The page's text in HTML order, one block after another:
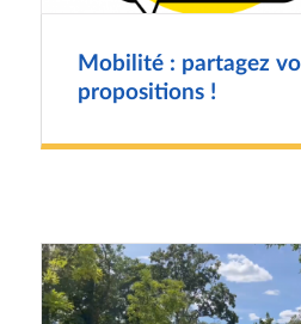
Mobilité : partagez
propositions !